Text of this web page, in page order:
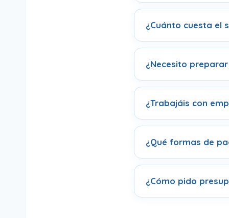
¿Cuánto cuesta el
¿Necesito
¿Trabajáis con
¿Qué formas de
¿Cómo pido